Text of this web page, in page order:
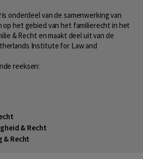
is onderdeel van de samenwerking van
op het gebied van het familierecht in het
& Recht en maakt deel uit van de
Institute for Law and
reeksen:
& Recht
& Recht